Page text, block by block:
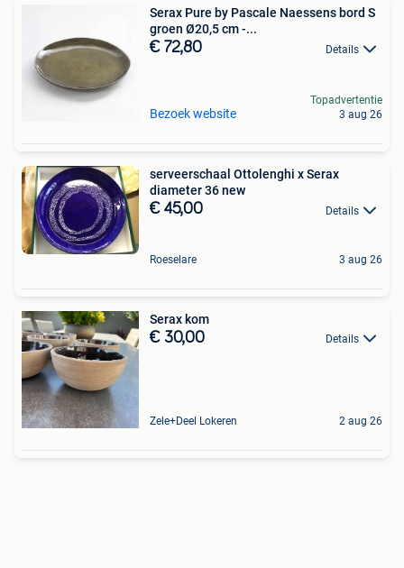
Serax Pure by Pascale Naessens bord S
groen Ø20,5 cm -...
€ 72,80 Details
Bezoek website
Topadvertentie
3 aug 26
serveerschaal Ottolenghi x Serax
diameter 36 new
€ 45,00 Details
Roeselare 3 aug 26
Serax kom
€ 30,00 Details
Zele+Deel Lokeren 2 aug 26